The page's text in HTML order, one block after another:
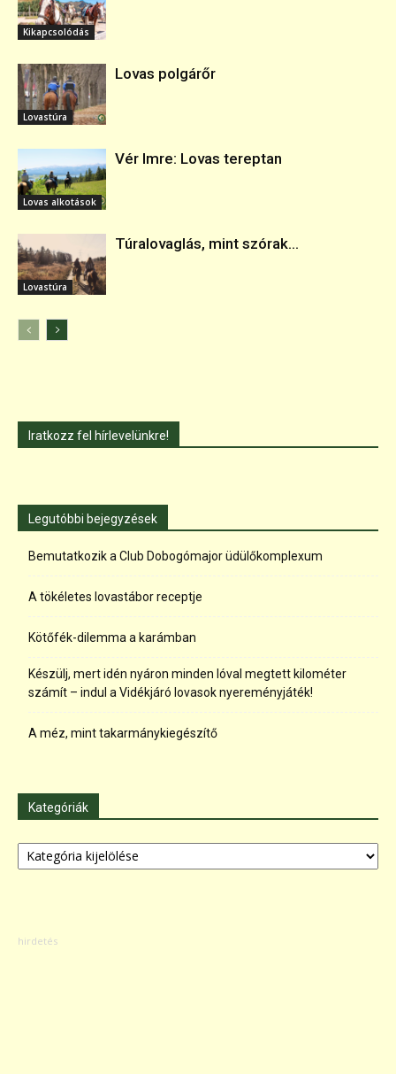
Kikapcsolódás
Lovastúra
Lovas polgárőr
Lovas alkotások
Vér Imre: Lovas tereptan
Lovastúra
Túralovaglás, mint szórak...
Iratkozz fel hírlevelünkre!
Legutóbbi bejegyzések
Bemutatkozik a Club Dobogómajor üdülőkomplexum
A tökéletes lovastábor receptje
Kötőfék-dilemma a karámban
Készülj, mert idén nyáron minden lóval megtett kilométer
számít – indul a Vidékjáró lovasok nyereményjáték!
A méz, mint takarmánykiegészítő
Kategóriák
Kategóriák